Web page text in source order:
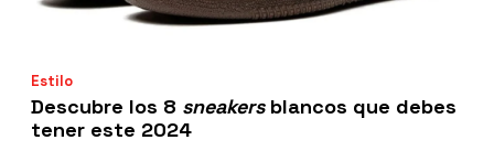
Estilo
Descubre los 8 sneakersblancos que debes
tener este 2024